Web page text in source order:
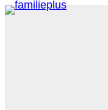
Zum